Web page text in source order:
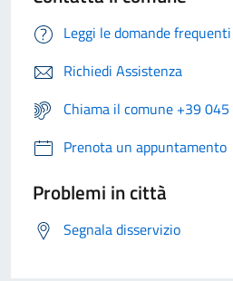
Leggi le domande frequenti
Richiedi Assistenza
Chiama il comune +39
Prenota un appuntamento
Problemi in città
Segnala disservizio